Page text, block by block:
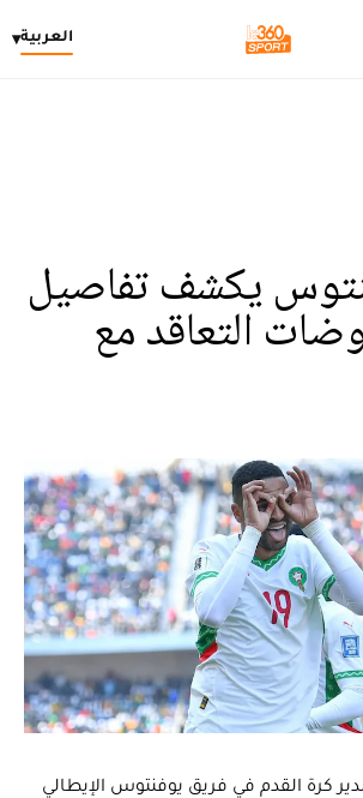
العربية▾
يكشف تفاصيل
التعاقد مع
كرة القدم في فريق يوفنتوس الإيطالي